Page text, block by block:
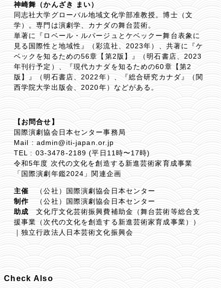
神崎舞（かんざき まい）
同志社大学グローバル地域文化学部准教授。博士（文
学）。専門は演劇学、カナダの舞台芸術。
単著に『ロベール・ルパージュとケベックー舞台表象に
見る国際性と地域性』（彩流社、2023年）、共著に『ケ
ベックを知るための56章【第2版】』（明石書店、2023
年刊行予定）、『現代カナダを知るための60章【第2
版】』（明石書店、2022年）、『総合研究カナダ』（関
西学院大学出版会、2020年）などがある。
【お問合せ】
国際演劇協会日本センター事務局
Mail : admin@iti-japan.or.jp
TEL : 03-3478-2189 (平日11時〜17時)
令和5年度 次代の文化を創造する新進芸術家育成事業
「国際演劇年鑑2024」関連企画
主催 （公社）国際演劇協会日本センター
制作 （公社）国際演劇協会日本センター
助成 文化庁文化芸術振興費補助金（舞台芸術等総合支
援事業（次代の文化を創造する新進芸術家育成事業））
｜独立行政法人日本芸術文化振興会
Check Also